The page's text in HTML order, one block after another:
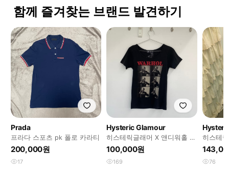
함께 즐겨찾는 브랜드 발견하기
Prada
프라다 스포츠 pk 폴로 카라티
200,000원
17
Hysteric Glamour
히스테릭글래머 X 앤디워홀 반
팔
100,000원
169
히스테
반팔티
76